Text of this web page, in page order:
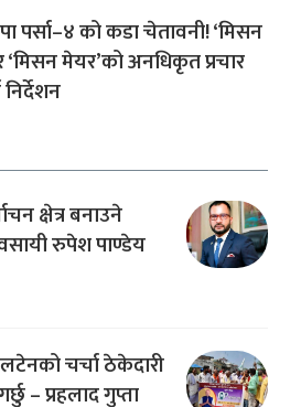
पर्सा–४ को कडा चेतावनी! ‘मिसन
‘मिसन मेयर’को अनधिकृत प्रचार
क्षेत्र बनाउने
रुपेश पाण्डेय
चर्चा ठेकेदारी
– प्रहलाद गुप्ता